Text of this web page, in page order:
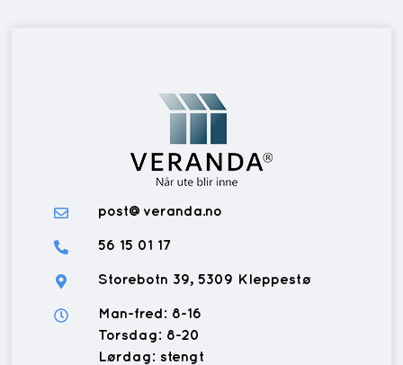
post@veranda.no
56 15 01 17
Storebotn 39, 5309 Kleppestø
Man-fred: 8-16
Torsdag: 8-20
Lørdag: stengt